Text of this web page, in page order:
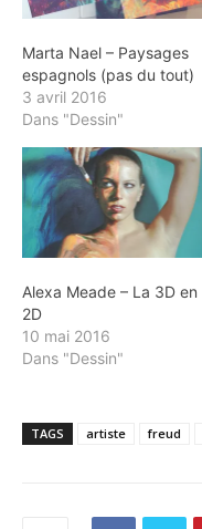
Marta Nael – Paysages
espagnols (pas du tout)
3 avril 2016
Dans "Dessin"
Alexa Meade – La 3D en
2D
10 mai 2016
Dans "Dessin"
TAGS artiste freud